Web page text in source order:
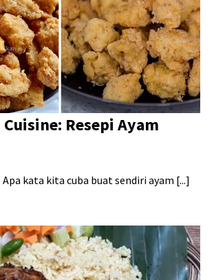
Resepi Ayam
Apa kata kita cuba buat sendiri ayam [...]